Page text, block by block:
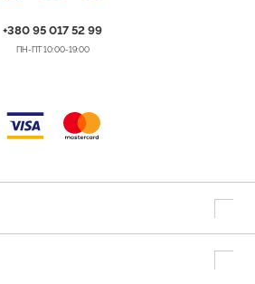
+380 95 017 52 99
ПН-ПТ 10:00-19:00